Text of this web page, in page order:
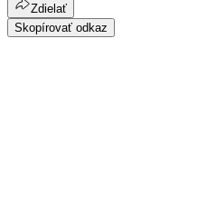
Zdielať
Skopírovať odkaz